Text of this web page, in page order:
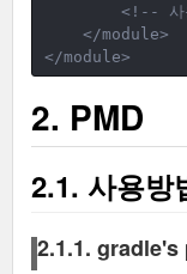
<!-- 사
</module>
</module>
2. PMD
2.1. 사용방
2.1.1. gradle's